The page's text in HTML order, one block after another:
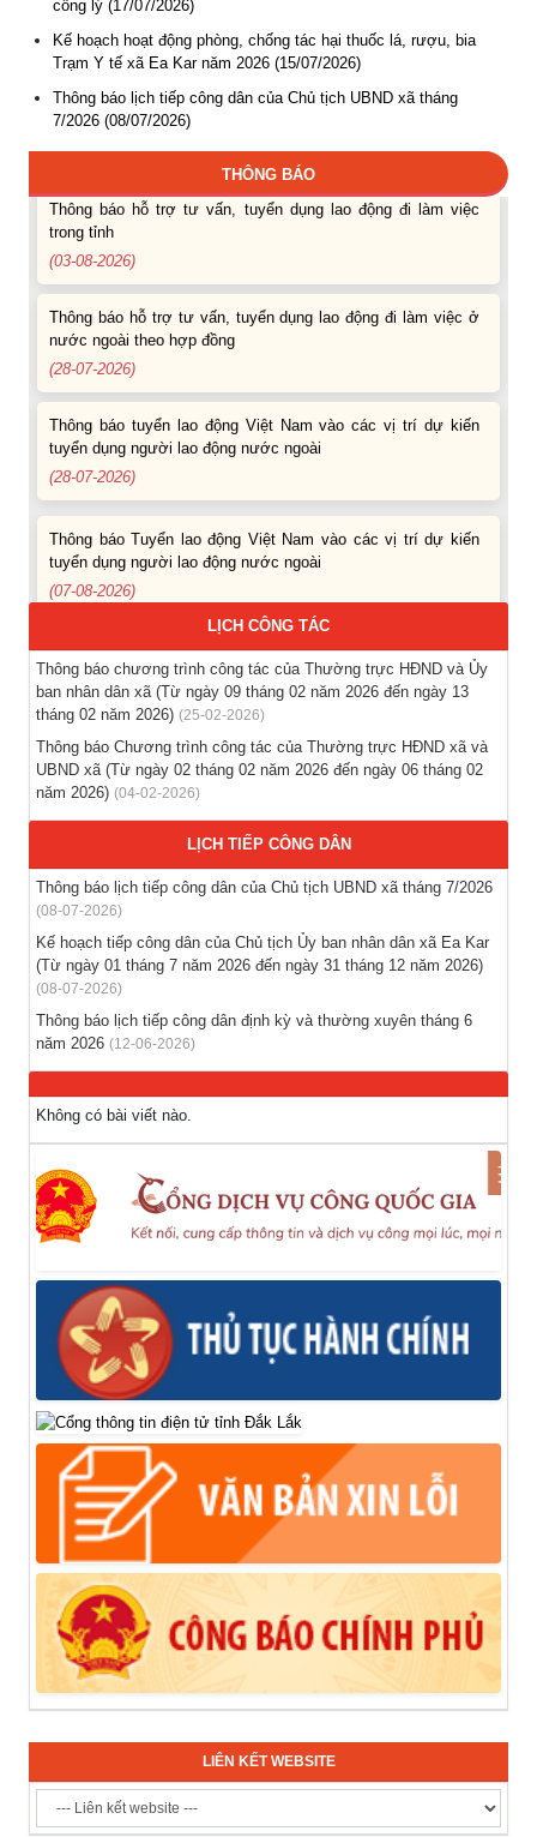
công lý (17/07/2026)
Kế hoạch hoạt động phòng, chống tác hại thuốc lá, rượu, bia
Trạm Y tế xã Ea Kar năm 2026 (15/07/2026)
Thông báo lịch tiếp công dân của Chủ tịch UBND xã tháng
7/2026 (08/07/2026)
THÔNG BÁO
(07-08-2026)
Thông báo các khóa đào tạo năm học 2026-2027
Thông báo hỗ trợ tư vấn, tuyển dụng lao động đi làm việc
trong tỉnh
Thông báo hỗ trợ tư vấn, tuyển dụng lao động đi làm việc ở
nước ngoài theo hợp đồng
tuyển dụng người lao động nước ngoài
tuyển dụng người lao động nước ngoài
Thông báo các khóa đào tạo năm học 2026-2027
(04-08-2026)
Thông báo hỗ trợ tư vấn, tuyển dụng lao động đi làm việc
trong tỉnh
(03-08-2026)
nước ngoài theo hợp đồng
(28-07-2026)
Thông báo tuyển lao động Việt Nam vào các vị trí dự kiến
tuyển dụng người lao động nước ngoài
(28-07-2026)
LỊCH CÔNG TÁC
Thông báo chương trình công tác của Thường trực HĐND và Ủy
ban nhân dân xã (Từ ngày 09 tháng 02 năm 2026 đến ngày 13
tháng 02 năm 2026) (25-02-2026)
Thông báo Chương trình công tác của Thường trực HĐND xã và
UBND xã (Từ ngày 02 tháng 02 năm 2026 đến ngày 06 tháng 02
năm 2026) (04-02-2026)
LỊCH TIẾP CÔNG DÂN
Thông báo lịch tiếp công dân của Chủ tịch UBND xã tháng 7/2026
(08-07-2026)
Kế hoạch tiếp công dân của Chủ tịch Ủy ban nhân dân xã Ea Kar
(Từ ngày 01 tháng 7 năm 2026 đến ngày 31 tháng 12 năm 2026)
(08-07-2026)
Thông báo lịch tiếp công dân định kỳ và thường xuyên tháng 6
năm 2026 (12-06-2026)
Không có bài viết nào.
LIÊN KẾT WEBSITE